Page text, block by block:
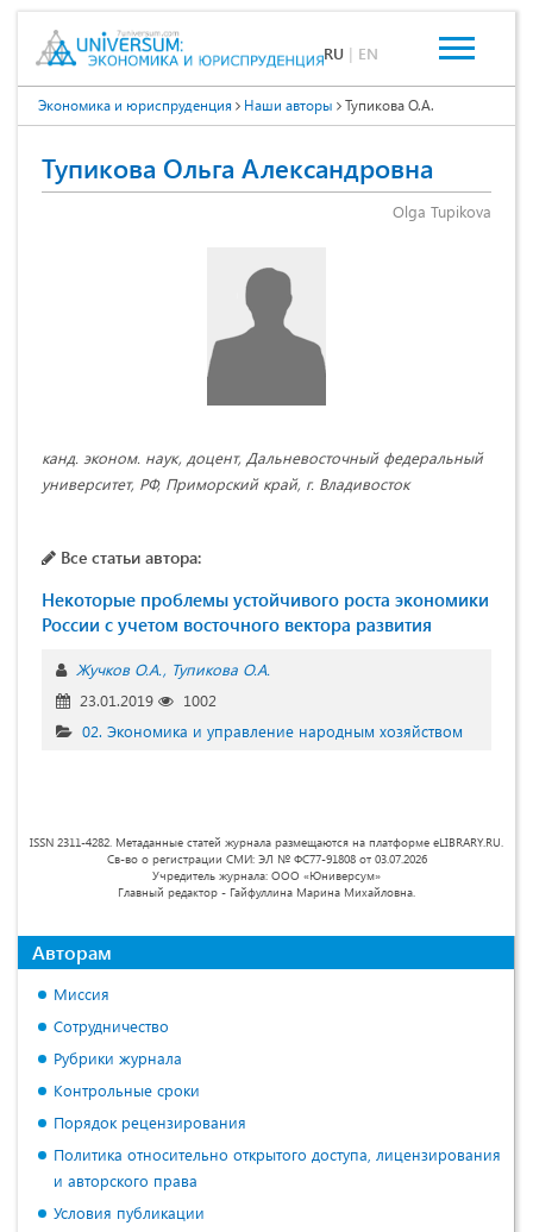
RU | EN
Экономика и юриспруденция Наши авторы Тупикова О.А.
Тупикова Ольга Александровна
Olga Tupikova
канд. эконом. наук, доцент, Дальневосточный федеральный
университет, РФ, Приморский край, г. Владивосток
Все статьи автора:
Некоторые проблемы устойчивого роста экономики
России с учетом восточного вектора развития
Жучков О.А.
Тупикова О.А.
23.01.2019
1002
02. Экономика и управление народным хозяйством
ISSN 2311-4282. Метаданные статей журнала размещаются на платформе eLIBRARY.RU.
Св-во о регистрации СМИ: ЭЛ № ФС77-91808 от 03.07.2026
Учредитель журнала: ООО «Юниверсум»
Главный редактор - Гайфуллина Марина Михайловна.
Авторам
Миссия
Сотрудничество
Рубрики журнала
Контрольные сроки
Порядок рецензирования
Политика относительно открытого доступа, лицензирования
и авторского права
Условия публикации